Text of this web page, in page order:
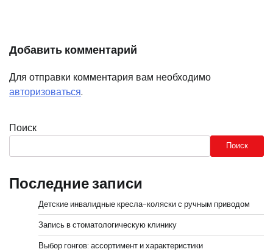
Добавить комментарий
Для отправки комментария вам необходимо
авторизоваться.
Поиск
Поиск
Последние записи
Детские инвалидные кресла-коляски с ручным приводом
Запись в стоматологическую клинику
Выбор гонгов: ассортимент и характеристики